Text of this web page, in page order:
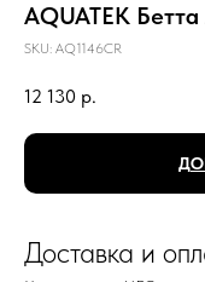
AQUATEK
SKU: AQ1146CR
12 130 р.
Доставка и